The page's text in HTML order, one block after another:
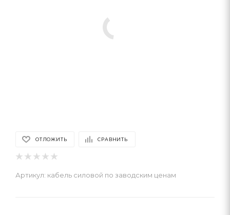
ОТЛОЖИТЬ СРАВНИТЬ
Артикул: кабель силовой по заводским ценам